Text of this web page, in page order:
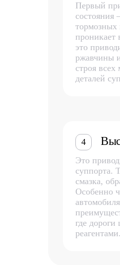
Первый
тормозных
проникает
это
ржавчины
строя всех
деталей
4
Это
суппорта.
смазка,
Особенно
где
реагентами.